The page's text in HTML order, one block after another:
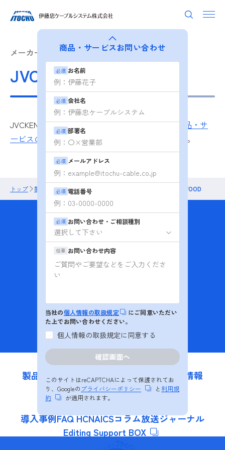
メーカー別から探す
JVCKENWOOD
JVCKENWOOD製品の詳しい情報については、商品・サ
ービスのお問い合わせよりお問い合わせください。
商品・サービスお問い合わせ
必須 お名前
必須 会社名
必須 部署名
必須 メールアドレス
必須 電話番号
必須 お問い合わせ・ご相談種別
任意 お問い合わせ内容
当社の個人情報の取扱規定
にご同意いただい
た上でお問い合わせください。
個人情報の取扱規定に同意する
このサイトはreCAPTCHAによって保護されてお
り、Googleの プライバシーポリシー と利用規
約
が適用されます。
トップ 製品・ソリューション JVCKENWOOD
商品・サービスの
お問い合わせ
資料ダウンロード
OTT (動画配信)
ソリューション紹介
製品・ソリューション私たちの強み更新情報
会社情報採用情報
導入事例FAQ HCNAICSコラム放送ジャーナル
Editing Support BOX